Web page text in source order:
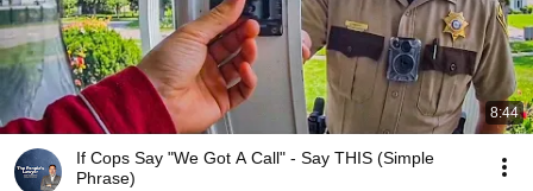
8:44
If Cops Say "We Got A Call" - Say THIS (Simple
Phrase)